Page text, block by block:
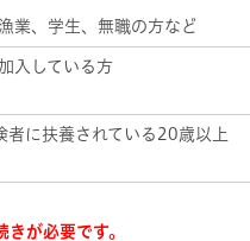
業、学生、無職の方など
入している方
者に扶養されている20歳以上
が必要です。